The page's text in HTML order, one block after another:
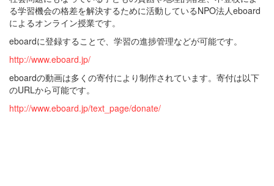
る学習機会の格差を解決するために活動しているNPO法人eboard
によるオンライン授業です。
eboardに登録することで、学習の進捗管理などが可能です。
http://www.eboard.jp/
eboardの動画は多くの寄付により制作されています。寄付は以下
のURLから可能です。
http://www.eboard.jp/text_page/donate/